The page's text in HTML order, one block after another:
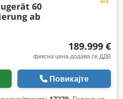
60
ab
189.999 €
фиксна цена додава се ДДВ
Повикајте